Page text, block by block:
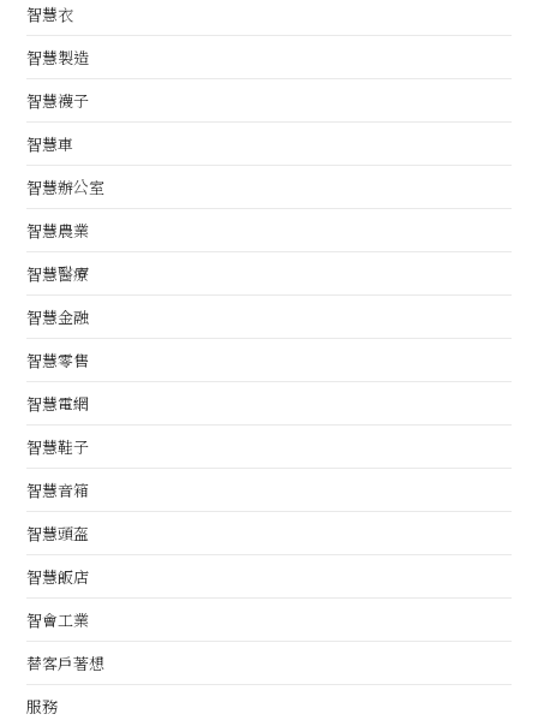
智慧衣
智慧製造
智慧襪子
智慧車
智慧辦公室
智慧農業
智慧醫療
智慧金融
智慧零售
智慧電網
智慧鞋子
智慧音箱
智慧頭盔
智慧飯店
智會工業
替客戶著想
服務